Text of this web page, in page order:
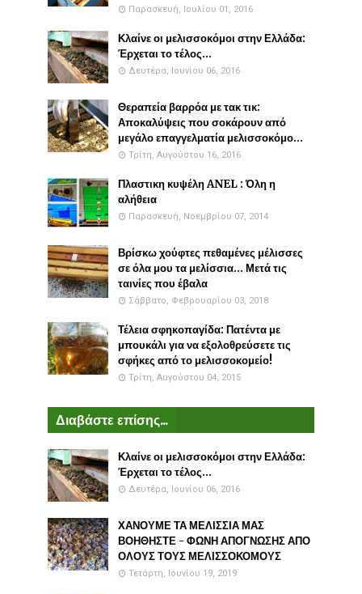
Παρασκευή, Ιουλίου 01, 2016
Κλαίνε οι μελισσοκόμοι στην Ελλάδα:
Έρχεται το τέλος...
Δευτέρα, Ιουνίου 06, 2016
Θεραπεία βαρρόα με τακ τικ:
Αποκαλύψεις που σοκάρουν από
μεγάλο επαγγελματία μελισσοκόμο...
Τρίτη, Αυγούστου 16, 2016
Πλαστικη κυψέλη ANEL : Όλη η
αλήθεια
Παρασκευή, Νοεμβρίου 07, 2014
Βρίσκω χούφτες πεθαμένες μέλισσες
σε όλα μου τα μελίσσια... Μετά τις
ταινίες που έβαλα
Σάββατο, Φεβρουαρίου 03, 2018
Τέλεια σφηκοπαγίδα: Πατέντα με
μπουκάλι για να εξολοθρεύσετε τις
σφήκες από το μελισσοκομείο!
Τρίτη, Αυγούστου 04, 2015
Διαβάστε επίσης...
Κλαίνε οι μελισσοκόμοι στην Ελλάδα:
Έρχεται το τέλος...
Δευτέρα, Ιουνίου 06, 2016
ΧΑΝΟΥΜΕ ΤΑ ΜΕΛΙΣΣΙΑ ΜΑΣ
ΒΟΗΘΗΣΤΕ - ΦΩΝΗ ΑΠΟΓΝΩΣΗΣ ΑΠΟ
ΟΛΟΥΣ ΤΟΥΣ ΜΕΛΙΣΣΟΚΟΜΟΥΣ
Τετάρτη, Ιουνίου 19, 2019